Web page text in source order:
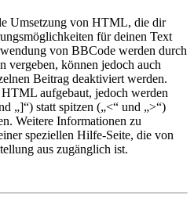
Umsetzung von HTML, die dir
für deinen Text
von BBCode werden durch
vergeben, können jedoch auch
Beitrag deaktiviert werden.
aufgebaut, jedoch werden
„]“) statt spitzen („<“ und „>“)
Weitere Informationen zu
speziellen Hilfe-Seite, die von
aus zugänglich ist.